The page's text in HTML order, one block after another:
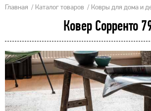
Главная Каталог товаров Ковры для дома и
Ковер Сорренто